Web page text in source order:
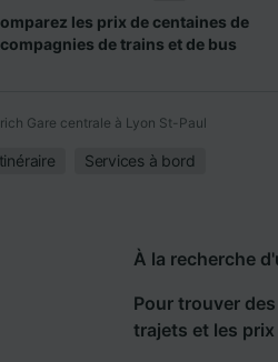
les prix de centaines de
compagnies de trains et de bus
Gare centrale à Lyon St-Paul
Services à bord
À la recherche
Pour trouver
trajets et les